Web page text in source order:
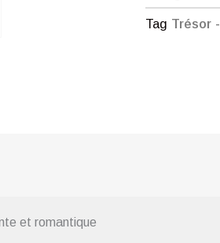
Tag Trésor
et romantique